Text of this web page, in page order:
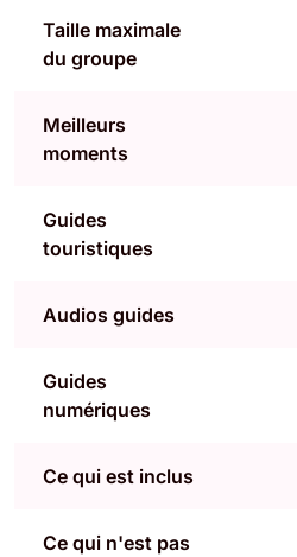
Taille maximale
du groupe
Meilleurs
moments
Guides
touristiques
Audios guides
Guides
numériques
Ce qui est inclus
Ce qui n'est pas